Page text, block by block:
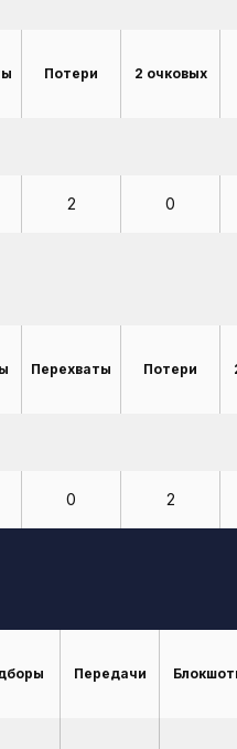
Потери 2 очковых
2 0
Перехваты Потери
0 2
Передачи